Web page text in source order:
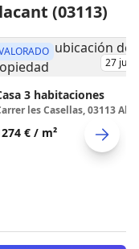
(03113)
27 jul
3 habitaciones
les Casellas, 03113
€ / m²